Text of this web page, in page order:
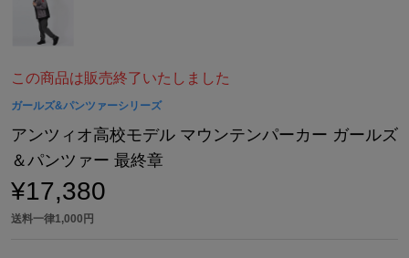
この商品は販売終了いたしました
ガールズ&パンツァーシリーズ
アンツィオ高校モデル マウンテンパーカー ガールズ
＆パンツァー 最終章
¥17,380
送料一律1,000円